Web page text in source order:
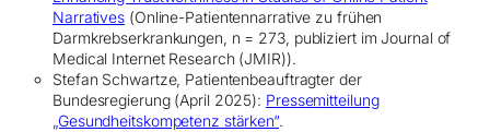
Narratives (Online-Patientennarrative zu frühen
Darmkrebserkrankungen, n = 273, publiziert im Journal of
Medical Internet Research (JMIR)).
Stefan Schwartze, Patientenbeauftragter der
Bundesregierung (April 2025): Pressemitteilung
„Gesundheitskompetenz stärken“.